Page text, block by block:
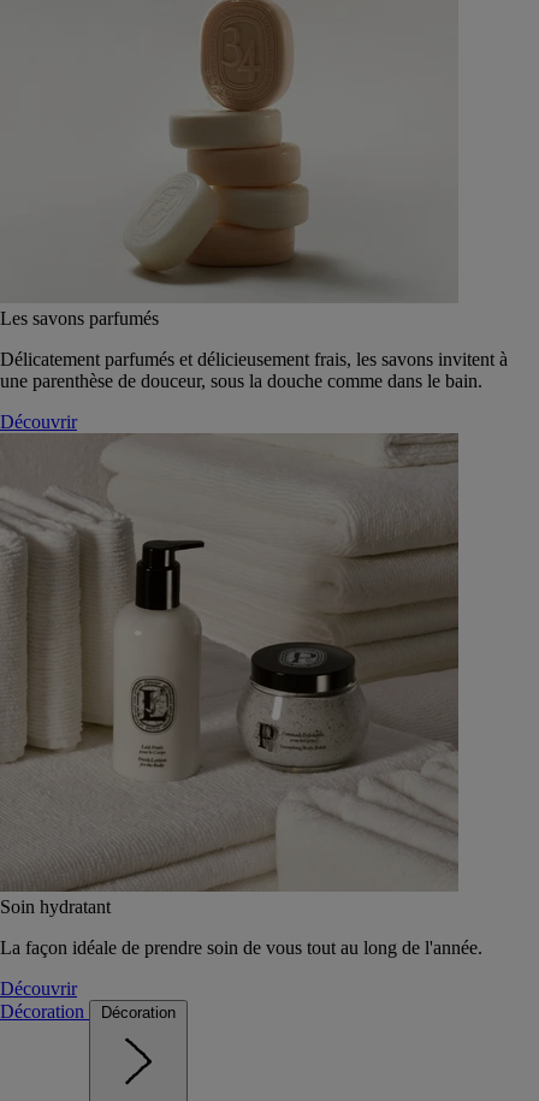
Les savons parfumés
Délicatement parfumés et délicieusement frais, les savons invitent à
une parenthèse de douceur, sous la douche comme dans le bain.
Découvrir
Soin hydratant
La façon idéale de prendre soin de vous tout au long de l'année.
Découvrir
Décoration
Décoration